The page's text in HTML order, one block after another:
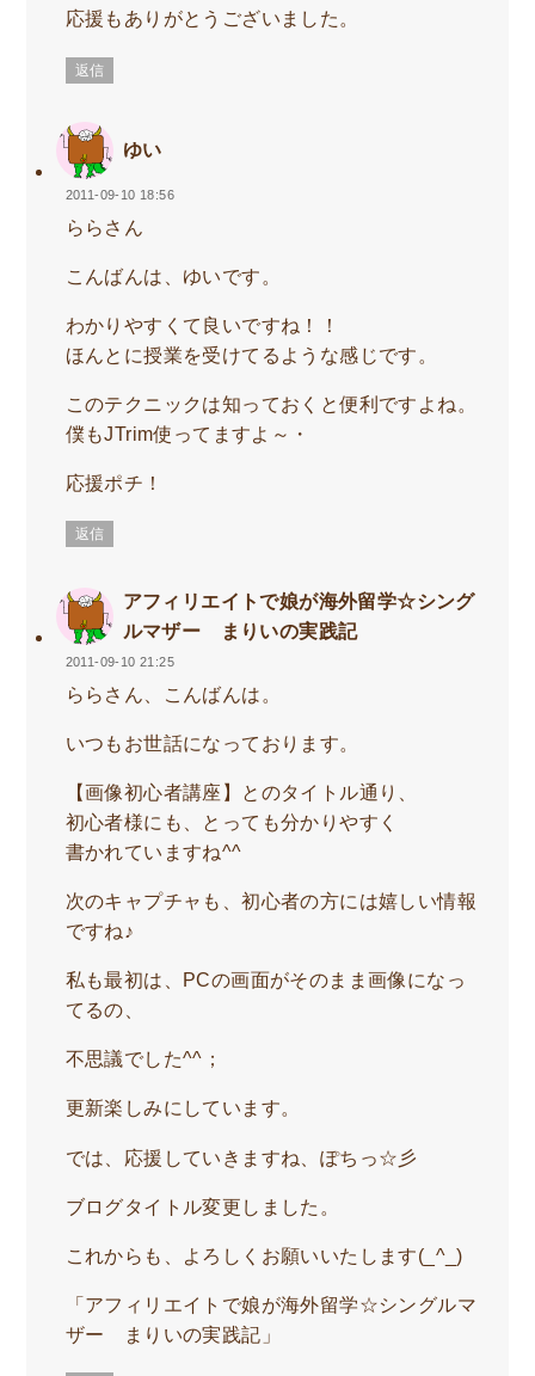
応援もありがとうございました。
返信
ゆい
2011-09-10 18:56
ららさん
こんばんは、ゆいです。
わかりやすくて良いですね！！
ほんとに授業を受けてるような感じです。
このテクニックは知っておくと便利ですよね。
僕もJTrim使ってますよ～・
応援ポチ！
返信
アフィリエイトで娘が海外留学☆シング
ルマザー まりいの実践記
2011-09-10 21:25
ららさん、こんばんは。
いつもお世話になっております。
【画像初心者講座】とのタイトル通り、
初心者様にも、とっても分かりやすく
書かれていますね^^
次のキャプチャも、初心者の方には嬉しい情報
ですね♪
私も最初は、PCの画面がそのまま画像になっ
てるの、
不思議でした^^；
更新楽しみにしています。
では、応援していきますね、ぽちっ☆彡
ブログタイトル変更しました。
これからも、よろしくお願いいたします(_^_)
「アフィリエイトで娘が海外留学☆シングルマ
ザー まりいの実践記」